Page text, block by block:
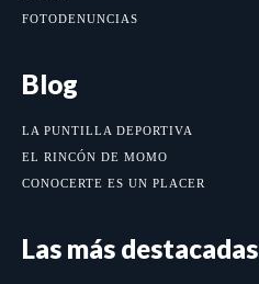
FOTODENUNCIAS
Blog
LA PUNTILLA DEPORTIVA
EL RINCÓN DE MOMO
CONOCERTE ES UN PLACER
Las más destacadas